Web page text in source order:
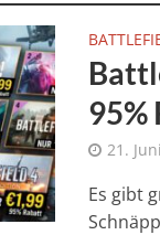
95%
21.
Es gibt